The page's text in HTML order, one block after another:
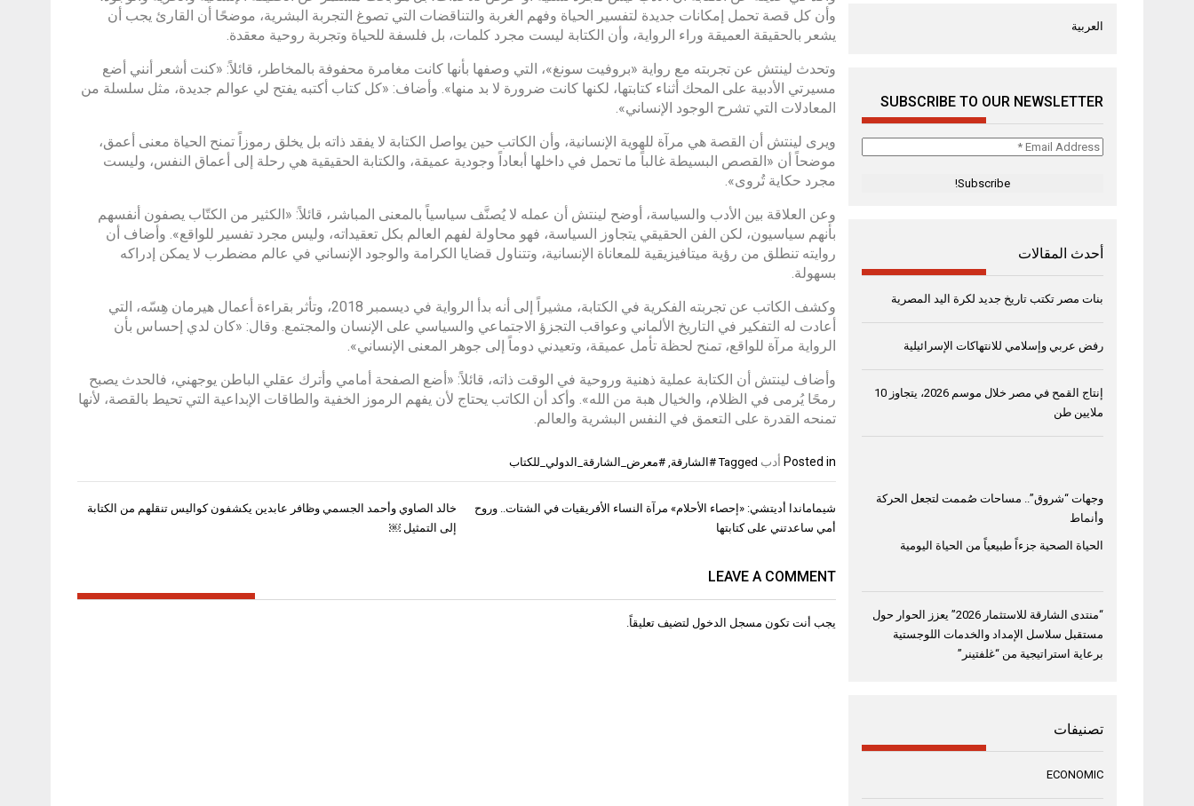
وأن كل قصة تحمل إمكانات جديدة لتفسير الحياة وفهم الغربة والتناقضات التي تصوغ التجربة البشرية، موضحًا أن القارئ يجب أن
يشعر بالحقيقة العميقة وراء الرواية، وأن الكتابة ليست مجرد كلمات، بل فلسفة للحياة وتجربة روحية معقدة.
وتحدث لينتش عن تجربته مع رواية «بروفيت سونغ»، التي وصفها بأنها كانت مغامرة محفوفة بالمخاطر، قائلاً: «كنت أشعر أنني أضع
مسيرتي الأدبية على المحك أثناء كتابتها، لكنها كانت ضرورة لا بد منها». وأضاف: «كل كتاب أكتبه يفتح لي عوالم جديدة، مثل سلسلة من
المعادلات التي تشرح الوجود الإنساني».
ويرى لينتش أن القصة هي مرآة للهوية الإنسانية، وأن الكاتب حين يواصل الكتابة لا يفقد ذاته بل يخلق رموزاً تمنح الحياة معنى أعمق،
موضحاً أن «القصص البسيطة غالباً ما تحمل في داخلها أبعاداً وجودية عميقة، والكتابة الحقيقية هي رحلة إلى أعماق النفس، وليست
مجرد حكاية تُروى».
وعن العلاقة بين الأدب والسياسة، أوضح لينتش أن عمله لا يُصنَّف سياسياً بالمعنى المباشر، قائلاً: «الكثير من الكتّاب يصفون أنفسهم
بأنهم سياسيون، لكن الفن الحقيقي يتجاوز السياسة، فهو محاولة لفهم العالم بكل تعقيداته، وليس مجرد تفسير للواقع». وأضاف أن
روايته تنطلق من رؤية ميتافيزيقية للمعاناة الإنسانية، وتتناول قضايا الكرامة والوجود الإنساني في عالم مضطرب لا يمكن إدراكه
بسهولة.
وكشف الكاتب عن تجربته الفكرية في الكتابة، مشيراً إلى أنه بدأ الرواية في ديسمبر 2018، وتأثر بقراءة أعمال هيرمان هِسّه، التي
أعادت له التفكير في التاريخ الألماني وعواقب التجزؤ الاجتماعي والسياسي على الإنسان والمجتمع. وقال: «كان لدي إحساس بأن
الرواية مرآة للواقع، تمنح لحظة تأمل عميقة، وتعيدني دوماً إلى جوهر المعنى الإنساني».
وأضاف لينتش أن الكتابة عملية ذهنية وروحية في الوقت ذاته، قائلاً: «أضع الصفحة أمامي وأترك عقلي الباطن يوجهني، فالحدث يصبح
رمحًا يُرمى في الظلام، والخيال هبة من الله». وأكد أن الكاتب يحتاج لأن يفهم الرموز الخفية والطاقات الإبداعية التي تحيط بالقصة، لأنها
تمنحه القدرة على التعمق في النفس البشرية والعالم.
Posted in أدب Tagged #الشارقة #معرض_الشارقة_الدولي_للكتاب
تصفّح
المقالات
خالد الصاوي وأحمد الجسمي وظافر عابدين يكشفون كواليس تنقلهم من الكتابة
إلى التمثيل ￼
شيماماندا أديتشي: «إحصاء الأحلام» مرآة النساء الأفريقيات في الشتات.. وروح
أمي ساعدتني على كتابتها
LEAVE A COMMENT
يجب أنت تكون مسجل الدخول لتضيف تعليقاً.
العربية
SUBSCRIBE TO OUR NEWSLETTER
Email
أحدث المقالات
بنات مصر تكتب تاريخ جديد لكرة اليد المصرية
رفض عربي وإسلامي للانتهاكات الإسرائيلية
إنتاج القمح في مصر خلال موسم 2026، يتجاوز 10
ملايين طن
وجهات “شروق”.. مساحات صُممت لتجعل الحركة
وأنماط
الحياة الصحية جزءاً طبيعياً من الحياة اليومية
“منتدى الشارقة للاستثمار 2026” يعزز الحوار حول
مستقبل سلاسل الإمداد والخدمات اللوجستية
برعاية استراتيجية من “غلفتينر”
تصنيفات
ECONOMIC